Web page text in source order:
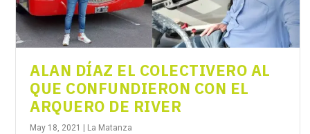
ALAN DÍAZ EL COLECTIVERO AL
QUE CONFUNDIERON CON EL
ARQUERO DE RIVER
May 18, 2021 La Matanza